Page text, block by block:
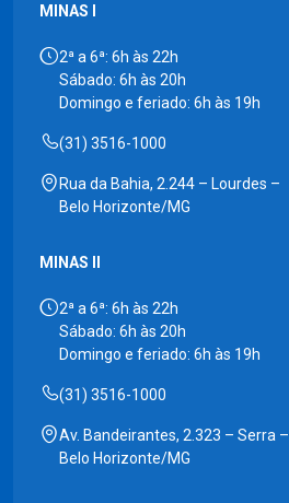
MINAS I
2ª a 6ª: 6h às 22h
Sábado: 6h às 20h
Domingo e feriado: 6h às 19h
(31) 3516-1000
Rua da Bahia, 2.244 – Lourdes –
Belo Horizonte/MG
MINAS II
2ª a 6ª: 6h às 22h
Sábado: 6h às 20h
Domingo e feriado: 6h às 19h
(31) 3516-1000
Av. Bandeirantes, 2.323 – Serra –
Belo Horizonte/MG